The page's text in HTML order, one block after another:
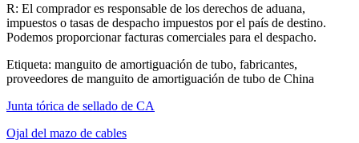
R: El comprador es responsable de los derechos de aduana,
impuestos o tasas de despacho impuestos por el país de destino.
Podemos proporcionar facturas comerciales para el despacho.
Etiqueta: manguito de amortiguación de tubo, fabricantes,
proveedores de manguito de amortiguación de tubo de China
Junta tórica de sellado de CA
Ojal del mazo de cables